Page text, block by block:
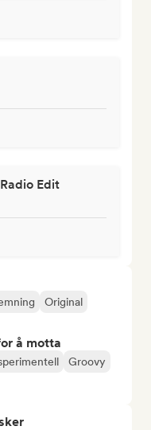
Edit
Original
å motta
Groovy